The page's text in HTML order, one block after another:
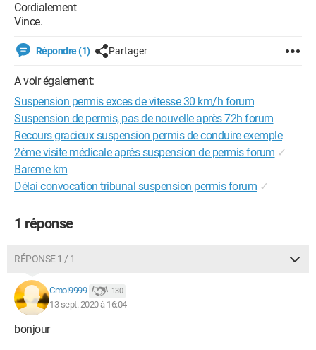
Cordialement
Vince.
Répondre (1) Partager
A voir également:
Suspension permis exces de vitesse 30 km/h forum
Suspension de permis, pas de nouvelle après 72h forum
Recours gracieux suspension permis de conduire exemple
2ème visite médicale après suspension de permis forum ✓
Bareme km
Délai convocation tribunal suspension permis forum ✓
1 réponse
RÉPONSE 1 / 1
Cmoi9999 130
13 sept. 2020 à 16:04
bonjour